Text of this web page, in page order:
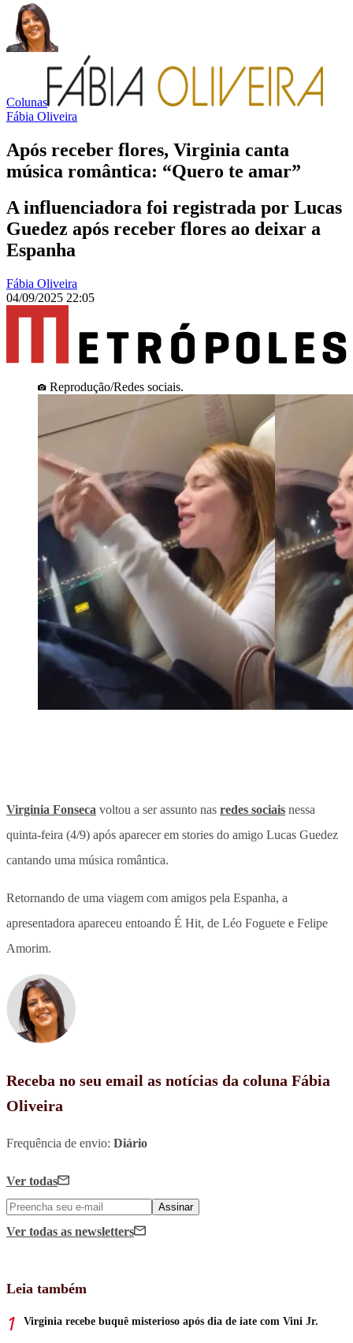
Colunas
Fábia Oliveira
Após receber flores, Virginia canta
música romântica: “Quero te amar”
A influenciadora foi registrada por Lucas
Guedez após receber flores ao deixar a
Espanha
Fábia Oliveira
04/09/2025 22:05
Reprodução/Redes sociais.
Virginia Fonseca voltou a ser assunto nas redes sociais nessa
quinta-feira (4/9) após aparecer em stories do amigo Lucas Guedez
cantando uma música romântica.
Retornando de uma viagem com amigos pela Espanha, a
apresentadora apareceu entoando É Hit, de Léo Foguete e Felipe
Amorim.
Receba no seu email as notícias da coluna Fábia
Oliveira
Frequência de envio: Diário
Ver todas
Assinar
Ver todas as newsletters
Leia também
Virginia recebe buquê misterioso após dia de iate com Vini Jr.